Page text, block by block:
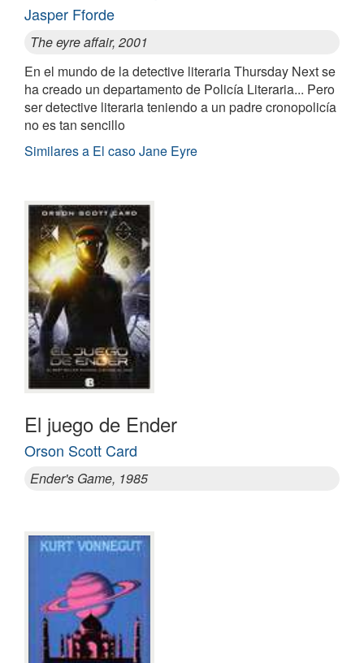
Jasper Fforde
The eyre affair, 2001
En el mundo de la detective literaria Thursday Next se
ha creado un departamento de Policía Literaria... Pero
ser detective literaria teniendo a un padre cronopolicía
no es tan sencillo
Similares a El caso Jane Eyre
El juego de Ender
Orson Scott Card
Ender's Game, 1985